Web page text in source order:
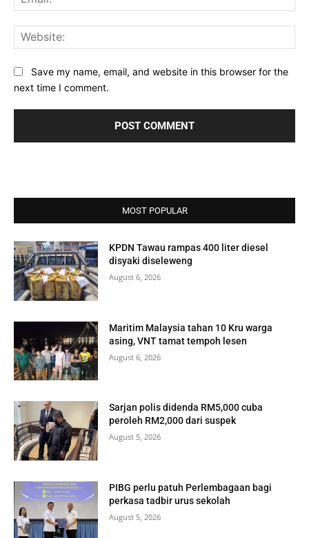
Save my name, email, and website in this browser for the
next time I comment.
MOST POPULAR
KPDN Tawau rampas 400 liter diesel
disyaki diseleweng
August 6, 2026
Maritim Malaysia tahan 10 Kru warga
asing, VNT tamat tempoh lesen
August 6, 2026
Sarjan polis didenda RM5,000 cuba
peroleh RM2,000 dari suspek
August 5, 2026
PIBG perlu patuh Perlembagaan bagi
perkasa tadbir urus sekolah
August 5, 2026